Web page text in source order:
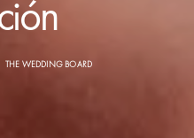
THE WEDDING BOARD